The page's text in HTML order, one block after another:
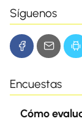
Síguenos
Encuestas
Cómo